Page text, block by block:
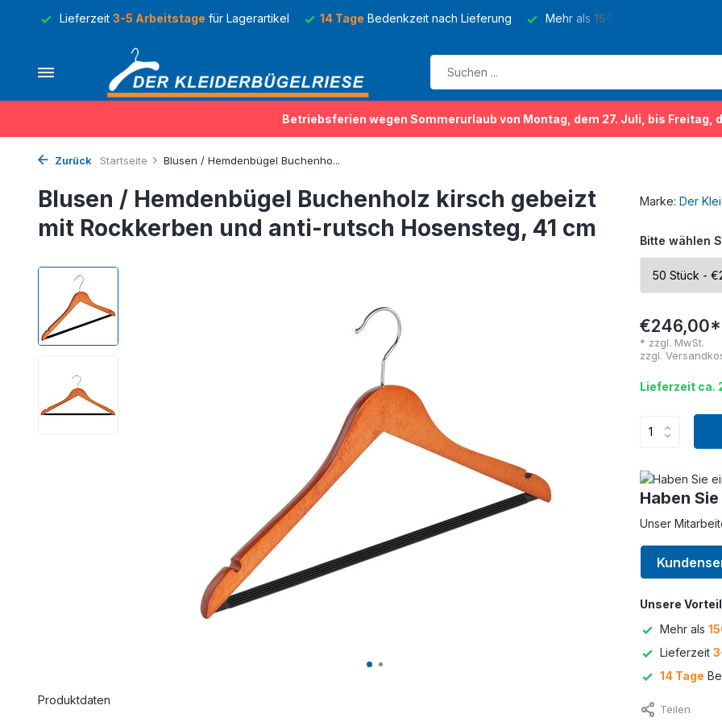
Lieferzeit 3-5 Arbeitstage für Lagerartikel 14 Tage Bedenkzeit nach Lieferung Mehr als 150 Sorten
Betriebsferien wegen Sommerurlaub von Montag, dem 27. Juli, bis Freitag,
Zurück Startseite Blusen / Hemdenbügel Buchenho...
Blusen / Hemdenbügel Buchenholz kirsch gebeizt
mit Rockkerben und anti-rutsch Hosensteg, 41 cm
Produktdaten
Marke: Der
Bitte wählen
€246,00*
* zzgl. MwSt.
zzgl.
Lieferzeit ca.
Haben
Unser
Unsere
Mehr als
Lieferzeit
14 Tage
Teilen